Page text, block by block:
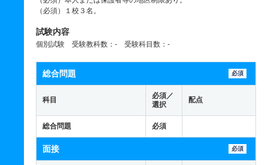
（必須）１校３名。
試験内容
個別試験 受験教科数：- 受験科目数：-
総合問題 必須
科目
必須／
選択
配点
総合問題 必須
面接 必須